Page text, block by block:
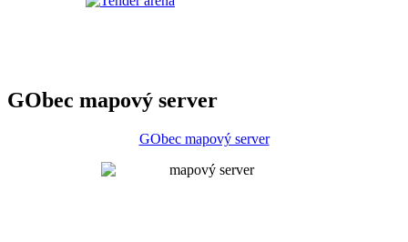
GObec mapový server
GObec mapový server